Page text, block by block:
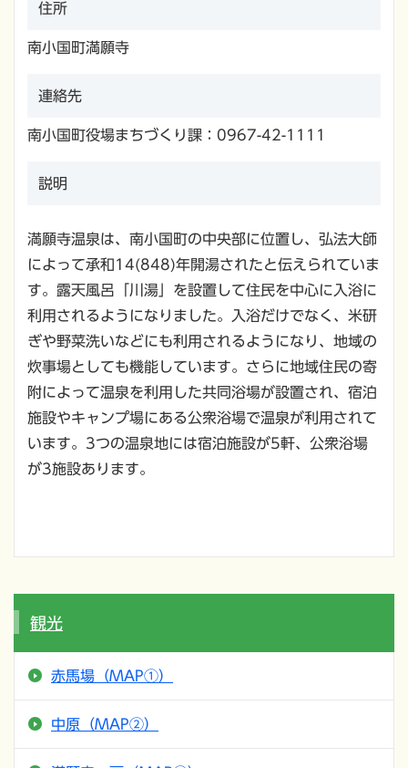
住所
南小国町満願寺
連絡先
南小国町役場まちづくり課：0967-42-1111
説明
満願寺温泉は、南小国町の中央部に位置し、弘法大師
によって承和14(848)年開湯されたと伝えられていま
す。露天風呂「川湯」を設置して住民を中心に入浴に
利用されるようになりました。入浴だけでなく、米研
ぎや野菜洗いなどにも利用されるようになり、地域の
炊事場としても機能しています。さらに地域住民の寄
附によって温泉を利用した共同浴場が設置され、宿泊
施設やキャンプ場にある公衆浴場で温泉が利用されて
います。3つの温泉地には宿泊施設が5軒、公衆浴場
が3施設あります。
観光
赤馬場（MAP①）
中原（MAP②）